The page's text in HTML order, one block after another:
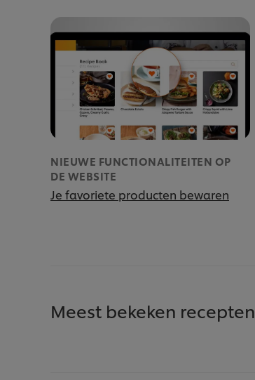
NIEUWE FUNCTIONALITEITEN OP
DE WEBSITE
Je favoriete producten bewaren
Meest bekeken recepten